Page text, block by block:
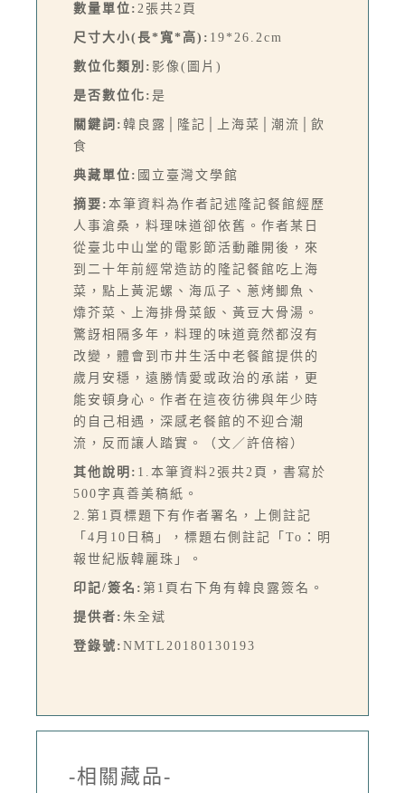
數量單位: 2張共2頁
尺寸大小(長*寬*高): 19*26.2cm
數位化類別: 影像(圖片)
是否數位化: 是
關鍵詞: 韓良露│隆記│上海菜│潮流│飲
食
典藏單位: 國立臺灣文學館
摘要: 本筆資料為作者記述隆記餐館經歷
人事滄桑，料理味道卻依舊。作者某日
從臺北中山堂的電影節活動離開後，來
到二十年前經常造訪的隆記餐館吃上海
菜，點上黃泥螺、海瓜子、蔥烤鯽魚、
㸆芥菜、上海排骨菜飯、黃豆大骨湯。
驚訝相隔多年，料理的味道竟然都沒有
改變，體會到市井生活中老餐館提供的
歲月安穩，遠勝情愛或政治的承諾，更
能安頓身心。作者在這夜彷彿與年少時
的自己相遇，深感老餐館的不迎合潮
流，反而讓人踏實。（文／許倍榕）
其他說明: 1.本筆資料2張共2頁，書寫於
500字真善美稿紙。
2.第1頁標題下有作者署名，上側註記
「4月10日稿」，標題右側註記「To：明
報世紀版韓麗珠」。
印記/簽名: 第1頁右下角有韓良露簽名。
提供者: 朱全斌
登錄號: NMTL20180130193
-相關藏品-